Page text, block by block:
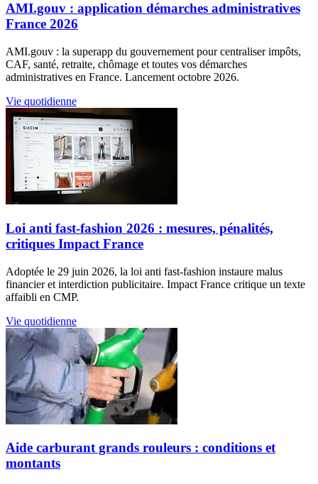
AMI.gouv : application démarches administratives
France 2026
AMI.gouv : la superapp du gouvernement pour centraliser impôts,
CAF, santé, retraite, chômage et toutes vos démarches
administratives en France. Lancement octobre 2026.
Vie quotidienne
Loi anti fast-fashion 2026 : mesures, pénalités,
critiques Impact France
Adoptée le 29 juin 2026, la loi anti fast-fashion instaure malus
financier et interdiction publicitaire. Impact France critique un texte
affaibli en CMP.
Vie quotidienne
Aide carburant grands rouleurs : conditions et
montants